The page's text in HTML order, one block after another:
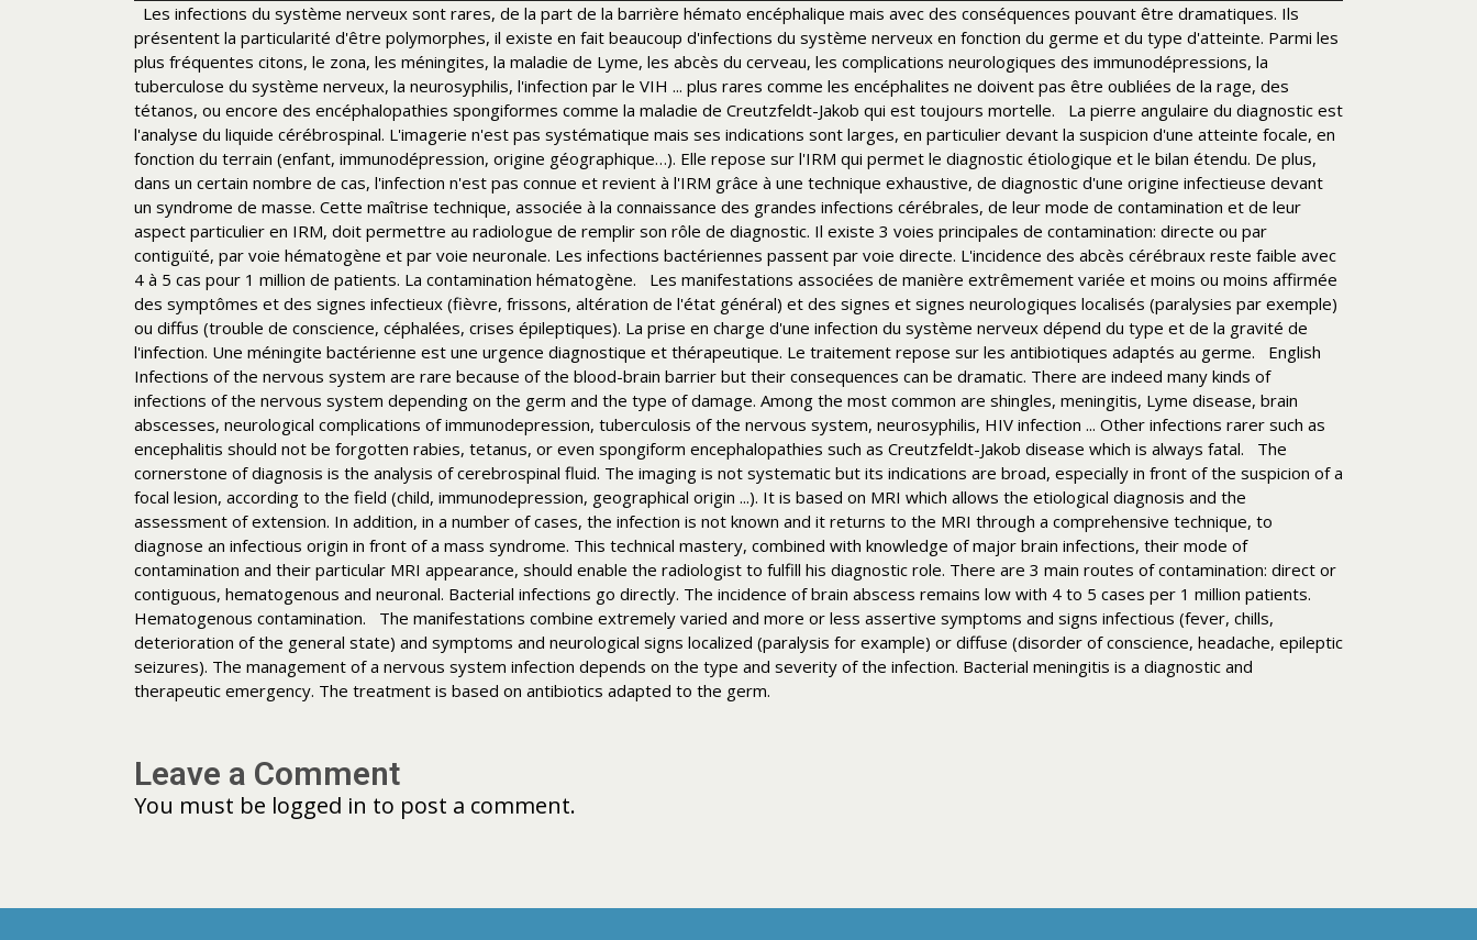
Les infections du système nerveux sont rares, de la part de la barrière hémato encéphalique mais avec des conséquences pouvant être dramatiques. Ils
présentent la particularité d'être polymorphes, il existe en fait beaucoup d'infections du système nerveux en fonction du germe et du type d'atteinte. Parmi les
plus fréquentes citons, le zona, les méningites, la maladie de Lyme, les abcès du cerveau, les complications neurologiques des immunodépressions, la
tuberculose du système nerveux, la neurosyphilis, l'infection par le VIH ... plus rares comme les encéphalites ne doivent pas être oubliées de la rage, des
tétanos, ou encore des encéphalopathies spongiformes comme la maladie de Creutzfeldt-Jakob qui est toujours mortelle.
La pierre angulaire du diagnostic est
l'analyse du liquide cérébrospinal. L'imagerie n'est pas systématique mais ses indications sont larges, en particulier devant la suspicion d'une atteinte focale, en
fonction du terrain (enfant, immunodépression, origine géographique…). Elle repose sur l'IRM qui permet le diagnostic étiologique et le bilan étendu. De plus,
dans un certain nombre de cas, l'infection n'est pas connue et revient à l'IRM grâce à une technique exhaustive, de diagnostic d'une origine infectieuse devant
un syndrome de masse. Cette maîtrise technique, associée à la connaissance des grandes infections cérébrales, de leur mode de contamination et de leur
aspect particulier en IRM, doit permettre au radiologue de remplir son rôle de diagnostic. Il existe 3 voies principales de contamination: directe ou par
contiguïté, par voie hématogène et par voie neuronale. Les infections bactériennes passent par voie directe. L'incidence des abcès cérébraux reste faible avec
4 à 5 cas pour 1 million de patients. La contamination hématogène.
Les manifestations associées de manière extrêmement variée et moins ou moins affirmée
des symptômes et des signes infectieux (fièvre, frissons, altération de l'état général) et des signes et signes neurologiques localisés (paralysies par exemple)
ou diffus (trouble de conscience, céphalées, crises épileptiques). La prise en charge d'une infection du système nerveux dépend du type et de la gravité de
l'infection. Une méningite bactérienne est une urgence diagnostique et thérapeutique. Le traitement repose sur les antibiotiques adaptés au germe. English
Infections of the nervous system are rare because of the blood-brain barrier but their consequences can be dramatic. There are indeed many kinds of
infections of the nervous system depending on the germ and the type of damage. Among the most common are shingles, meningitis, Lyme disease, brain
abscesses, neurological complications of immunodepression, tuberculosis of the nervous system, neurosyphilis, HIV infection ... Other infections rarer such as
encephalitis should not be forgotten rabies, tetanus, or even spongiform encephalopathies such as Creutzfeldt-Jakob disease which is always fatal. The
cornerstone of diagnosis is the analysis of cerebrospinal fluid. The imaging is not systematic but its indications are broad, especially in front of the suspicion of a
focal lesion, according to the field (child, immunodepression, geographical origin ...). It is based on MRI which allows the etiological diagnosis and the
assessment of extension. In addition, in a number of cases, the infection is not known and it returns to the MRI through a comprehensive technique, to
diagnose an infectious origin in front of a mass syndrome. This technical mastery, combined with knowledge of major brain infections, their mode of
contamination and their particular MRI appearance, should enable the radiologist to fulfill his diagnostic role. There are 3 main routes of contamination: direct or
contiguous, hematogenous and neuronal. Bacterial infections go directly. The incidence of brain abscess remains low with 4 to 5 cases per 1 million patients.
Hematogenous contamination. The manifestations combine extremely varied and more or less assertive symptoms and signs infectious (fever, chills,
deterioration of the general state) and symptoms and neurological signs localized (paralysis for example) or diffuse (disorder of conscience, headache, epileptic
seizures). The management of a nervous system infection depends on the type and severity of the infection. Bacterial meningitis is a diagnostic and
therapeutic emergency. The treatment is based on antibiotics adapted to the germ.
Leave a Comment
You must be logged in to post a comment.